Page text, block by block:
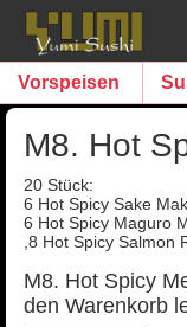
Vorspeisen
M8. Hot
20 Stück:
6 Hot Spicy Sake
6 Hot Spicy Maguro
,8 Hot Spicy Salmon
M8. Hot Spicy
den Warenkorb